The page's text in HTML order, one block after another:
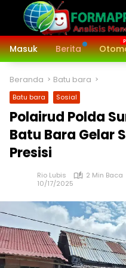
Langsung
konten
Masuk
Berita
Beranda Batu bara
Batu bara Sosial
Polairud Polda
Batu Bara Gelar
Presisi
Rio Lubis
2 Min Baca
10/17/2025